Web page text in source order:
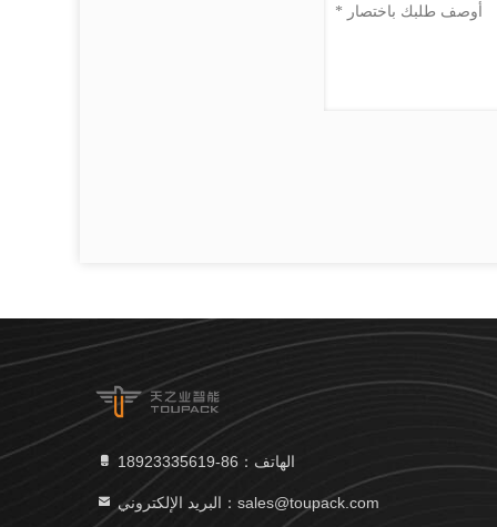
الهاتف：86-18923335619
البريد الإلكتروني：sales@toupack.com